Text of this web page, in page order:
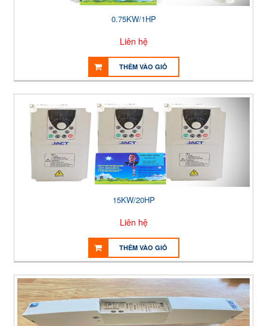
0.75KW/1HP
Liên hệ
THÊM VÀO GIỎ
15KW/20HP
Liên hệ
THÊM VÀO GIỎ